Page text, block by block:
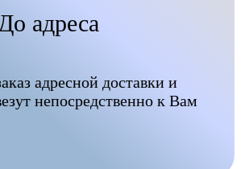
До адреса
адресной доставки и
непосредственно к Вам